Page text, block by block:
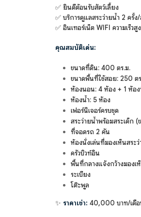
✅ ยินดีต้อนรับสัตว์เลี้ยง
✅ บริการดูแลสระว่ายน้ำ 2 ครั้ง
✅ อินเทอร์เน็ต WIFI ความเร็วสูง
คุณสมบัติเด่น:
ขนาดที่ดิน: 400 ตร.ม.
ขนาดพื้นที่ใช้สอย: 250 ต
ห้องนอน: 4 ห้อง + 1 ห้อ
ห้องน้ำ: 5 ห้อง
เฟอร์นิเจอร์ครบชุด
สระว่ายน้ำพร้อมสระเด็ก (
ที่จอดรถ 2 คัน
ห้องนั่งเล่นที่มองเห็นสระ
ครัวบิวท์อิน
พื้นที่กลางแจ้งกว้างมองเ
ระเบียง
โต๊ะพูล
✨ ราคาเช่า: 40,000 บาท/เดื